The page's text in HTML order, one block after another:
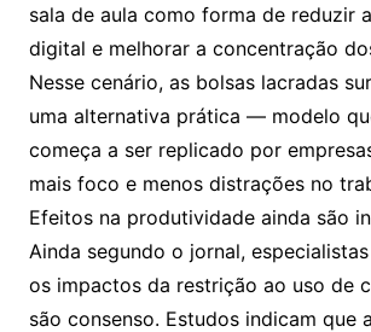
sala de aula como forma de reduzir
digital e melhorar a concentração
Nesse cenário, as bolsas lacradas
uma alternativa prática — modelo
começa a ser replicado por
mais foco e menos distrações no
Efeitos na produtividade ainda são
Ainda segundo o jornal,
os impactos da restrição ao uso de
são consenso. Estudos indicam que